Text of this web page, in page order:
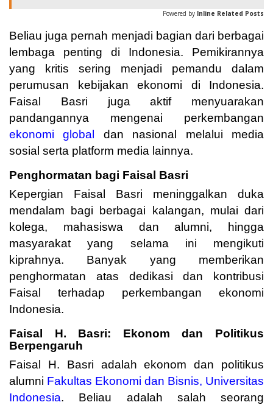
Powered by Inline Related Posts
Beliau juga pernah menjadi bagian dari berbagai
lembaga penting di Indonesia. Pemikirannya
yang kritis sering menjadi pemandu dalam
perumusan kebijakan ekonomi di Indonesia.
Faisal Basri juga aktif menyuarakan
pandangannya mengenai perkembangan
ekonomi global
dan nasional melalui media
sosial serta platform media lainnya.
Penghormatan bagi Faisal Basri
Kepergian Faisal Basri meninggalkan duka
mendalam bagi berbagai kalangan, mulai dari
kolega, mahasiswa dan alumni, hingga
masyarakat yang selama ini mengikuti
kiprahnya. Banyak yang memberikan
penghormatan atas dedikasi dan kontribusi
Faisal terhadap perkembangan ekonomi
Indonesia.
Faisal H. Basri: Ekonom dan Politikus
Berpengaruh
Faisal H. Basri adalah ekonom dan politikus
alumni Fakultas Ekonomi dan Bisnis, Universitas
Indonesia. Beliau adalah salah seorang